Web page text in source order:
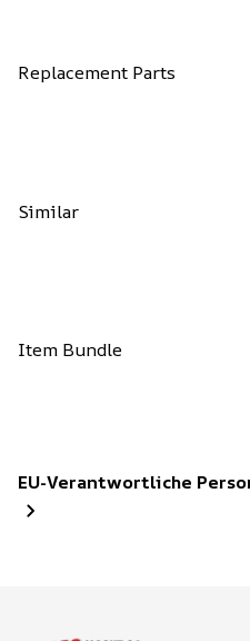
Replacement Parts
Similar
Item Bundle
EU-Verantwortliche